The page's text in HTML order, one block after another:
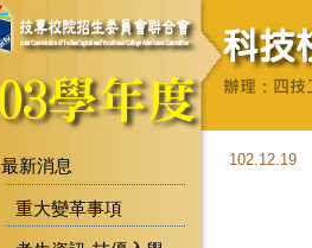
最新消息
重大變革事項
102.12.19